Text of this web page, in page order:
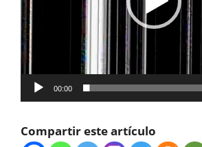
00:00
Compartir este artículo